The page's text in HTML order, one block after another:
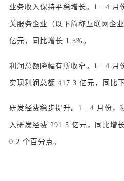
业务收入保持平稳增长。1－4 月
关服务企业（以下简称互联网企
亿元，同比增长 1.5%。
利润总额降幅有所收窄。1－4 月
实现利润总额 417.3 亿元，同比
研发经费稳步提升。1－4 月份，
入研发经费 291.5 亿元，同比增
0.2 个百分点。